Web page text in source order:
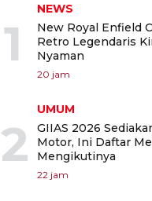
1
NEWS
New Royal Enfield
Retro Legendaris
Nyaman
20 jam
2
UMUM
GIIAS 2026
Motor, Ini Daftar
Mengikutinya
22 jam